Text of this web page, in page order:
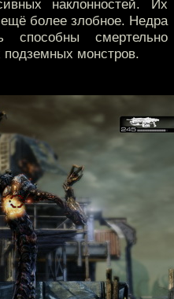
наклонностей. Их
более злобное. Недра
способны смертельно
подземных монстров.